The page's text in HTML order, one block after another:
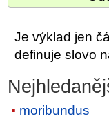
Je výklad jen
definuje slovo
moribundus